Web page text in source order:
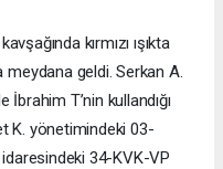
kırmızı ışıkta
meydana geldi. Serkan A.
İbrahim T’nin kullandığı
K. yönetimindeki 03-
34-KVK-VP